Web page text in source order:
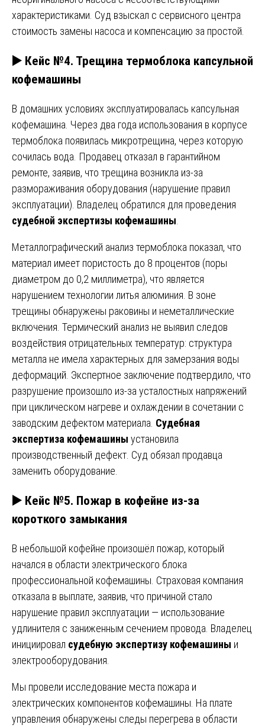
характеристиками. Суд взыскал с сервисного центра
стоимость замены насоса и компенсацию за простой.
▶️ Кейс №4. Трещина термоблока капсульной
кофемашины
В домашних условиях эксплуатировалась капсульная
кофемашина. Через два года использования в корпусе
термоблока появилась микротрещина, через которую
сочилась вода. Продавец отказал в гарантийном
ремонте, заявив, что трещина возникла из-за
размораживания оборудования (нарушение правил
эксплуатации). Владелец обратился для проведения
судебной экспертизы кофемашины.
Металлографический анализ термоблока показал, что
материал имеет пористость до 8 процентов (поры
диаметром до 0,2 миллиметра), что является
нарушением технологии литья алюминия. В зоне
трещины обнаружены раковины и неметаллические
включения. Термический анализ не выявил следов
воздействия отрицательных температур: структура
металла не имела характерных для замерзания воды
деформаций. Экспертное заключение подтвердило, что
разрушение произошло из-за усталостных напряжений
при циклическом нагреве и охлаждении в сочетании с
заводским дефектом материала. Судебная
экспертиза кофемашины установила
производственный дефект. Суд обязал продавца
заменить оборудование.
▶️ Кейс №5. Пожар в кофейне из-за
короткого замыкания
В небольшой кофейне произошёл пожар, который
начался в области электрического блока
профессиональной кофемашины. Страховая компания
отказала в выплате, заявив, что причиной стало
нарушение правил эксплуатации — использование
удлинителя с заниженным сечением провода. Владелец
инициировал судебную экспертизу кофемашины и
электрооборудования.
Мы провели исследование места пожара и
электрических компонентов кофемашины. На плате
управления обнаружены следы перегрева в области